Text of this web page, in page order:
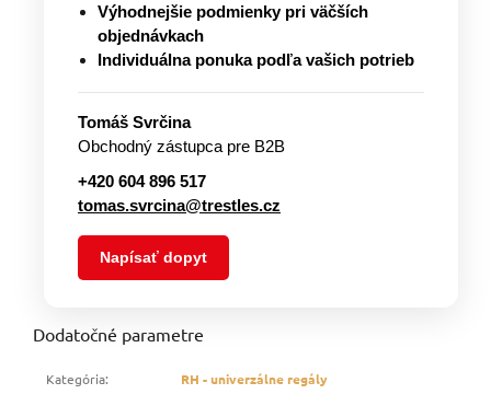
Výhodnejšie podmienky pri väčších
objednávkach
Individuálna ponuka podľa vašich potrieb
Tomáš Svrčina
Obchodný zástupca pre B2B
+420 604 896 517
tomas.svrcina@trestles.cz
Napísať dopyt
Dodatočné parametre
Kategória:
RH - univerzálne regály